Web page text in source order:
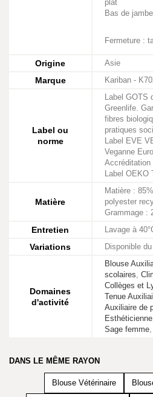
plat
Bas de
Fermeture :
Origine Asie
Marque Kariban -
Label ou
norme
Label GOTS
Greenlife.
fibres
pratiques
Label EVE
Veganne
Accréditation
Label OEKO
Matière
Matière :
polyester
Grammage :
Entretien Lavage à
Variations Disponible
Domaines
d'activité
Blouse
scolaires,
Collèges et
Tenue
Auxiliaire de
Esthéticienne
Sage femme,
DANS LE MÊME RAYON
Blouse Vétérinaire